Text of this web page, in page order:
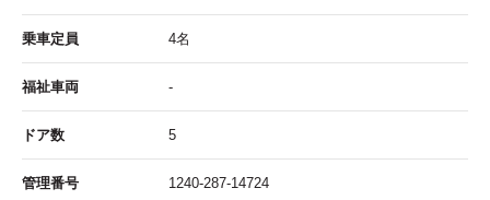
乗車定員 4名
福祉車両 -
ドア数 5
管理番号 1240-287-14724